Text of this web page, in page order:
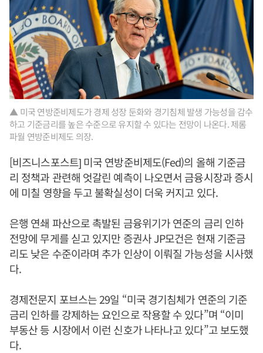
▲ 미국 연방준비제도가 경제 성장 둔화와 경기침체 발생 가능성을 감수
하고 기준금리를 높은 수준으로 유지할 수 있다는 전망이 나온다. 제롬
파월 연방준비제도 의장.
[비즈니스포스트] 미국 연방준비제도(Fed)의 올해 기준금
리 정책과 관련해 엇갈린 예측이 나오면서 금융시장과 증시
에 미칠 영향을 두고 불확실성이 더욱 커지고 있다.
은행 연쇄 파산으로 촉발된 금융위기가 연준의 금리 인하
전망에 무게를 싣고 있지만 증권사 JP모건은 현재 기준금
리도 낮은 수준이라며 추가 인상이 이뤄질 가능성을 시사했
다.
경제전문지 포브스는 29일 “미국 경기침체가 연준의 기준
금리 인하를 강제하는 요인으로 작용할 수 있다”며 “이미
부동산 등 시장에서 이런 신호가 나타나고 있다”고 보도했
다.